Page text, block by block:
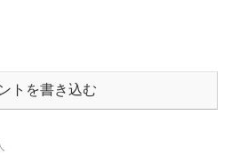
トを書き込む